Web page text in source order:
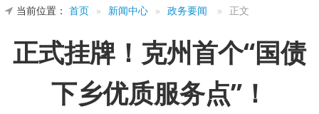
当前位置： 首页 » 新闻中心 » 政务要闻 » 正文
正式挂牌！克州首个“国债
下乡优质服务点”！